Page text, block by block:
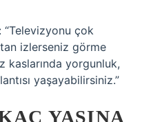
çok
izlerseniz görme
kaslarında yorgunluk,
yaşayabilirsiniz.”
YAŞINA